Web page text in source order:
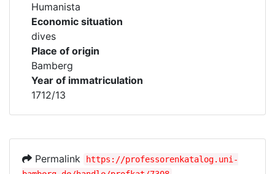
Humanista
Economic situation
dives
Place of origin
Bamberg
Year of immatriculation
1712/13
Permalink
https://professorenkatalog.uni-